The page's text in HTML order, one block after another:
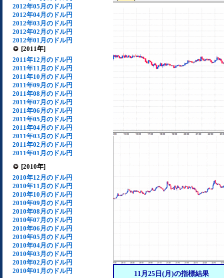
2012年05月のドル円
2012年04月のドル円
2012年03月のドル円
2012年02月のドル円
2012年01月のドル円
[2011年]
2011年12月のドル円
2011年11月のドル円
2011年10月のドル円
2011年09月のドル円
2011年08月のドル円
2011年07月のドル円
2011年06月のドル円
2011年05月のドル円
2011年04月のドル円
2011年03月のドル円
2011年02月のドル円
2011年01月のドル円
[2010年]
2010年12月のドル円
2010年11月のドル円
2010年10月のドル円
2010年09月のドル円
2010年08月のドル円
2010年07月のドル円
2010年06月のドル円
2010年05月のドル円
2010年04月のドル円
2010年03月のドル円
2010年02月のドル円
2010年01月のドル円
11月25日(月)の指標結果